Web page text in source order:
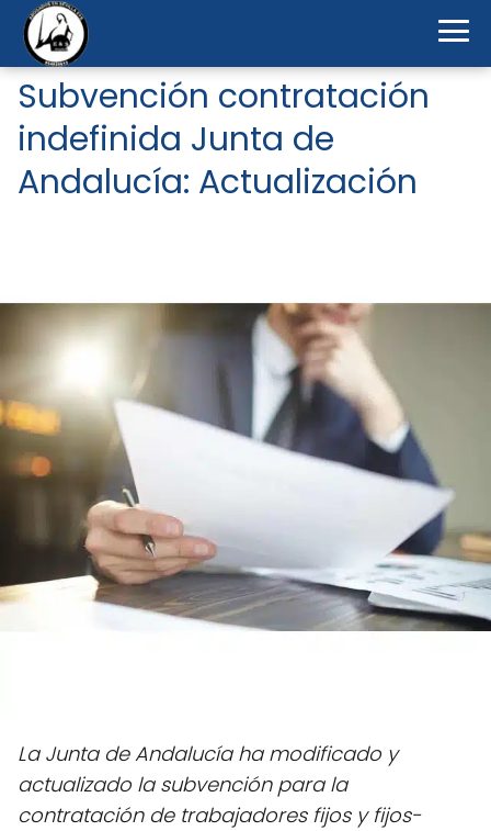
Subvención contratación
indefinida Junta de
Andalucía: Actualización
La Junta de Andalucía ha modificado y
actualizado la subvención para la
contratación de trabajadores fijos y fijos-